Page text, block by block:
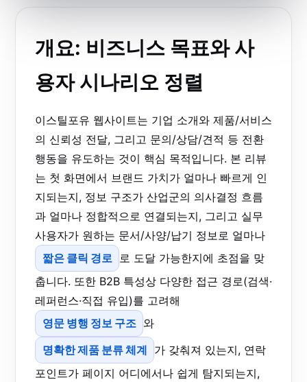
개요: 비즈니스 목표와 사
용자 시나리오 정렬
이스틸포유 웹사이트는 기업 소개와 제품/서비스
의 신뢰성 전달, 그리고 문의/상담/견적 등 전환
행동을 유도하는 것이 핵심 목적입니다. 본 리뷰
는 첫 화면에서 브랜드 가치가 얼마나 빠르게 인
지되는지, 정보 구조가 산업군의 의사결정 흐름
과 얼마나 정합적으로 연결되는지, 그리고 실무
사용자가 원하는 문서/사양/납기 정보로 얼마나
짧은 클릭 경로 로 도달 가능한지에 초점을 맞
춥니다. 또한 B2B 특성상 다양한 접근 경로(검색·
레퍼런스·직접 유입)를 고려해
영문 병행 정보 구조 와
명확한 제품 분류 체계
가 갖춰져 있는지, 연락
포인트가 페이지 어디에서나 쉽게 탐지되는지,